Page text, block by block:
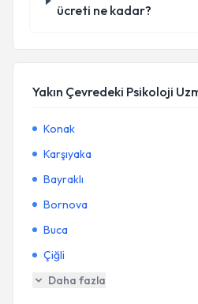
ücreti ne kadar?
Yakın Çevredeki Psikoloji
Konak
Karşıyaka
Bayraklı
Bornova
Buca
Çiğli
Daha fazla